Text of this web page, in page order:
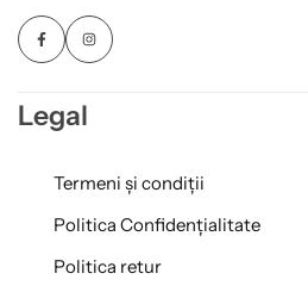
Legal
Termeni și condiții
Politica Confidențialitate
Politica retur